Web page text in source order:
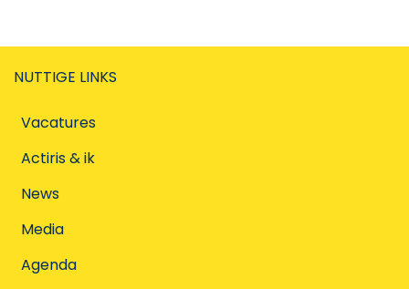
NUTTIGE LINKS
Vacatures
Actiris & ik
News
Media
Agenda